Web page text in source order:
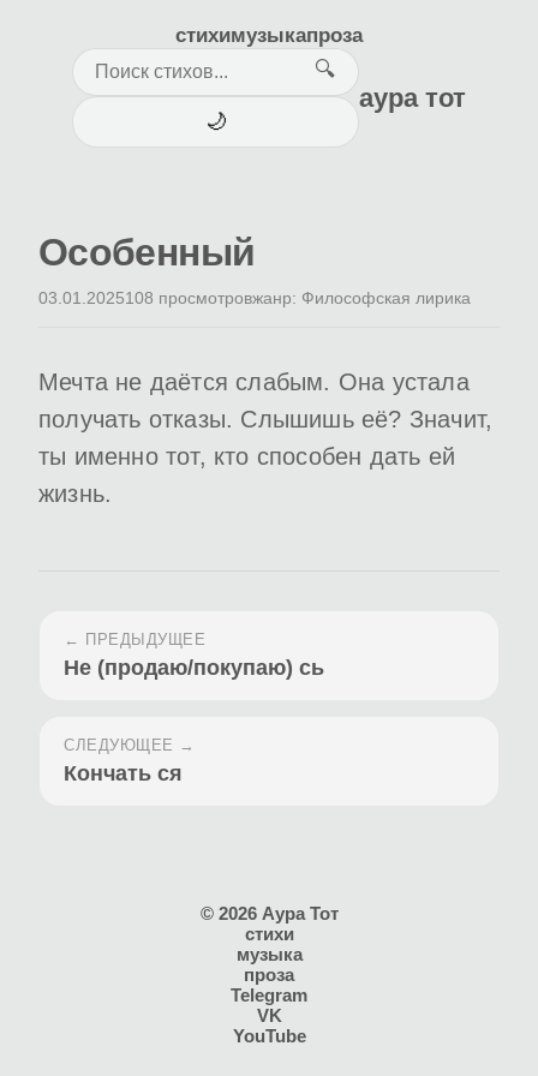
стихимузыкапроза
🔍
🌙
аура тот
Особенный
03.01.2025108 просмотровжанр: Философская лирика
Мечта не даётся слабым. Она устала
получать отказы. Слышишь её? Значит,
ты именно тот, кто способен дать ей
жизнь.
← ПРЕДЫДУЩЕЕ
Не (продаю/покупаю) сь
СЛЕДУЮЩЕЕ →
Кончать ся
© 2026 Аура Тот
стихи
музыка
проза
Telegram
VK
YouTube